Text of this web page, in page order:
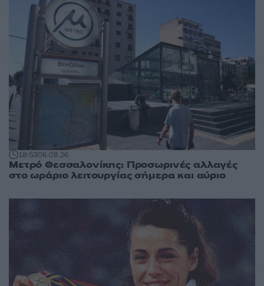
18:5306.08.26
Μετρό Θεσσαλονίκης: Προσωρινές αλλαγές
στο ωράριο λειτουργίας σήμερα και αύριο